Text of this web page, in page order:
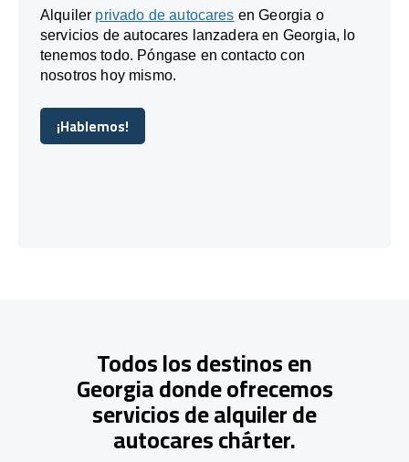
Alquiler privado de autocares en Georgia o
servicios de autocares lanzadera en Georgia, lo
tenemos todo. Póngase en contacto con
nosotros hoy mismo.
¡Hablemos!
¡Hablemos!
Todos los destinos en
Georgia donde ofrecemos
servicios de alquiler de
autocares chárter.